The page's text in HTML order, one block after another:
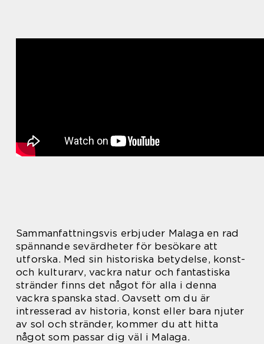
Sammanfattningsvis erbjuder Malaga en rad
spännande sevärdheter för besökare att
utforska. Med sin historiska betydelse, konst-
och kulturarv, vackra natur och fantastiska
stränder finns det något för alla i denna
vackra spanska stad. Oavsett om du är
intresserad av historia, konst eller bara njuter
av sol och stränder, kommer du att hitta
något som passar dig väl i Malaga.